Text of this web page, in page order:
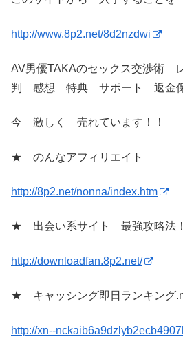
http://www.8p2.net/8d2nzdwi
AV男優TAKAのセックス交渉
判 感想 特典 サポート 返金
今 激しく 売れています！！
★ のんなアフィリエイト
http://8p2.net/nonna/index.htm
★ 出会い系サイト 最強攻略法！
http://downloadfan.8p2.net/
★ キャッシング即日ランキング
http://xn--